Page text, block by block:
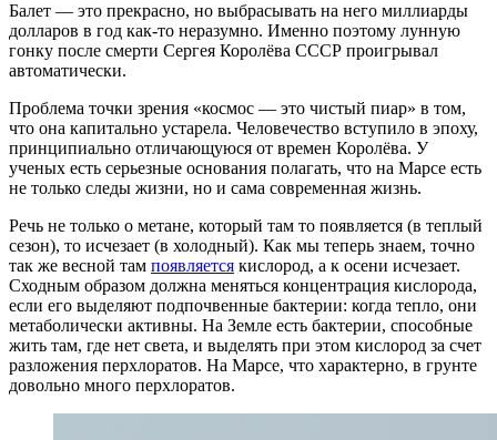
Балет — это прекрасно, но выбрасывать на него миллиарды
долларов в год как-то неразумно. Именно поэтому лунную
гонку после смерти Сергея Королёва СССР проигрывал
автоматически.
Проблема точки зрения «космос — это чистый пиар» в том,
что она капитально устарела. Человечество вступило в эпоху,
принципиально отличающуюся от времен Королёва. У
ученых есть серьезные основания полагать, что на Марсе есть
не только следы жизни, но и сама современная жизнь.
Речь не только о метане, который там то появляется (в теплый
сезон), то исчезает (в холодный). Как мы теперь знаем, точно
так же весной там появляется кислород, а к осени исчезает.
Сходным образом должна меняться концентрация кислорода,
если его выделяют подпочвенные бактерии: когда тепло, они
метаболически активны. На Земле есть бактерии, способные
жить там, где нет света, и выделять при этом кислород за счет
разложения перхлоратов. На Марсе, что характерно, в грунте
довольно много перхлоратов.